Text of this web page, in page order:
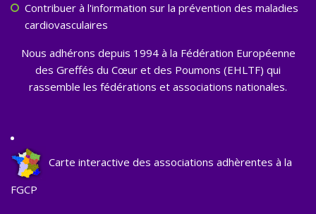
Contribuer à l'information sur la prévention des maladies
cardiovasculaires
Nous adhérons depuis 1994 à la Fédération Européenne
des Greffés du Cœur et des Poumons (EHLTF) qui
rassemble les fédérations et associations nationales.
Carte interactive des associations adhèrentes à la
FGCP